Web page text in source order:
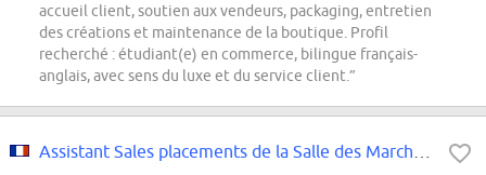
accueil client, soutien aux vendeurs, packaging, entretien
des créations et maintenance de la boutique. Profil
recherché : étudiant(e) en commerce, bilingue français-
anglais, avec sens du luxe et du service client.”